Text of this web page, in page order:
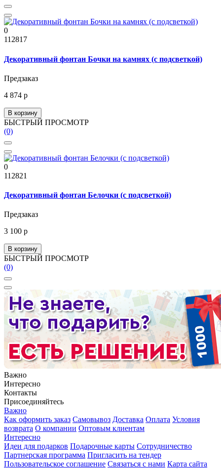
0
112817
Декоративный фонтан Бочки на камнях (с подсветкой)
Предзаказ
4 874 р
В корзину
БЫСТРЫЙ ПРОСМОТР
(0)
0
112821
Декоративный фонтан Белочки (с подсветкой)
Предзаказ
3 100 р
В корзину
БЫСТРЫЙ ПРОСМОТР
(0)
Важно
Интересно
Контакты
Присоединяйтесь
Важно
Как оформить заказ Самовывоз Доставка Оплата Условия
возврата О компании Оптовым клиентам
Интересно
Идеи для подарков Подарочные карты Сотрудничество
Партнерская программа Пригласить на тендер
Пользовательское соглашение Связаться с нами Карта сайта